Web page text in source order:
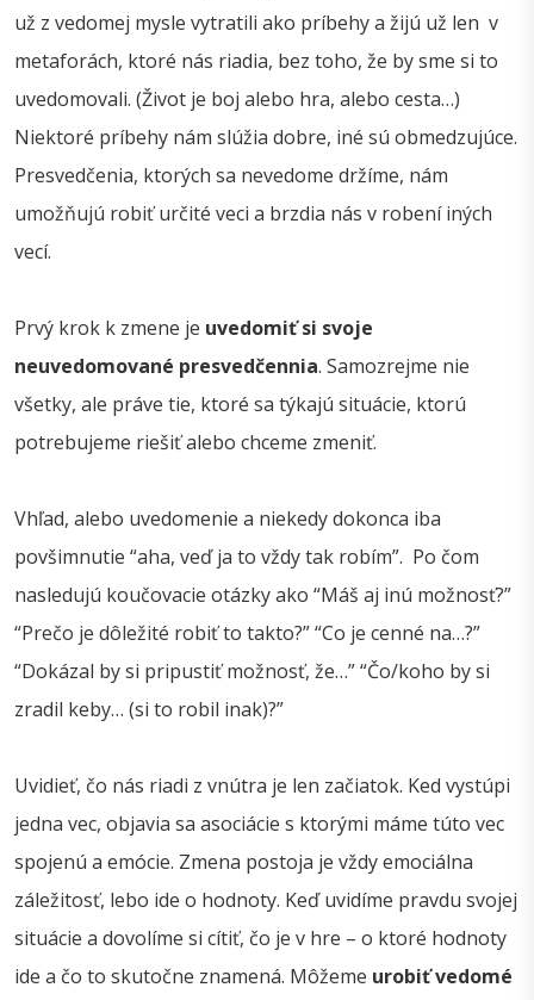
už z vedomej mysle vytratili ako príbehy a žijú už len v
metaforách, ktoré nás riadia, bez toho, že by sme si to
uvedomovali. (Život je boj alebo hra, alebo cesta…)
Niektoré príbehy nám slúžia dobre, iné sú obmedzujúce.
Presvedčenia, ktorých sa nevedome držíme, nám
umožňujú robiť určité veci a brzdia nás v robení iných
vecí.
Prvý krok k zmene je uvedomiť si svoje
neuvedomované presvedčennia. Samozrejme nie
všetky, ale práve tie, ktoré sa týkajú situácie, ktorú
potrebujeme riešiť alebo chceme zmeniť.
Vhľad, alebo uvedomenie a niekedy dokonca iba
povšimnutie “aha, veď ja to vždy tak robím”. Po čom
nasledujú koučovacie otázky ako “Máš aj inú možnosť?”
“Prečo je dôležité robiť to takto?” “Co je cenné na…?”
“Dokázal by si pripustiť možnosť, že…” “Čo/koho by si
zradil keby… (si to robil inak)?”
Uvidieť, čo nás riadi z vnútra je len začiatok. Ked vystúpi
jedna vec, objavia sa asociácie s ktorými máme túto vec
spojenú a emócie. Zmena postoja je vždy emociálna
záležitosť, lebo ide o hodnoty. Keď uvidíme pravdu svojej
situácie a dovolíme si cítiť, čo je v hre – o ktoré hodnoty
ide a čo to skutočne znamená. Môžeme urobiť vedomé